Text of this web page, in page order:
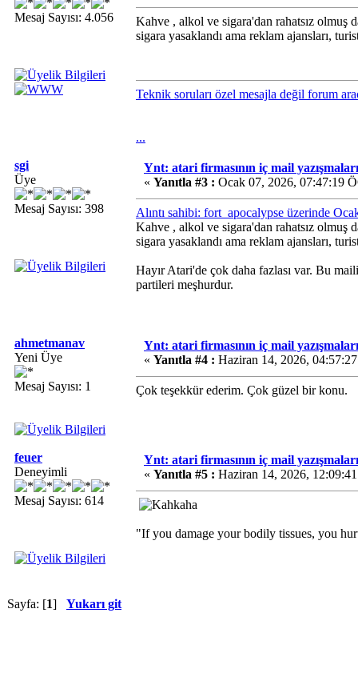
Mesaj Sayısı: 4.056
Kahve , alkol ve sigara'dan rahatsız olmuş
sigara yasaklandı ama reklam ajansları,
Teknik soruları özel mesajla değil forum
...
sgi
Üye
Mesaj Sayısı: 398
Ynt: atari firmasının iç mail yazışmaları
« Yanıtla #3 : Ocak 07, 2026, 07:47:19
Alıntı sahibi: fort_apocalypse üzerinde
Kahve , alkol ve sigara'dan rahatsız olmuş
sigara yasaklandı ama reklam ajansları,
Hayır Atari'de çok daha fazlası var. Bu
partileri meşhurdur.
ahmetmanav
Yeni Üye
Mesaj Sayısı: 1
Ynt: atari firmasının iç mail yazışmaları
« Yanıtla #4 : Haziran 14, 2026,
Çok teşekkür ederim. Çok güzel bir konu.
feuer
Deneyimli
Mesaj Sayısı: 614
Ynt: atari firmasının iç mail yazışmaları
« Yanıtla #5 : Haziran 14, 2026,
"If you damage your bodily tissues, you
Sayfa: [1] Yukarı git